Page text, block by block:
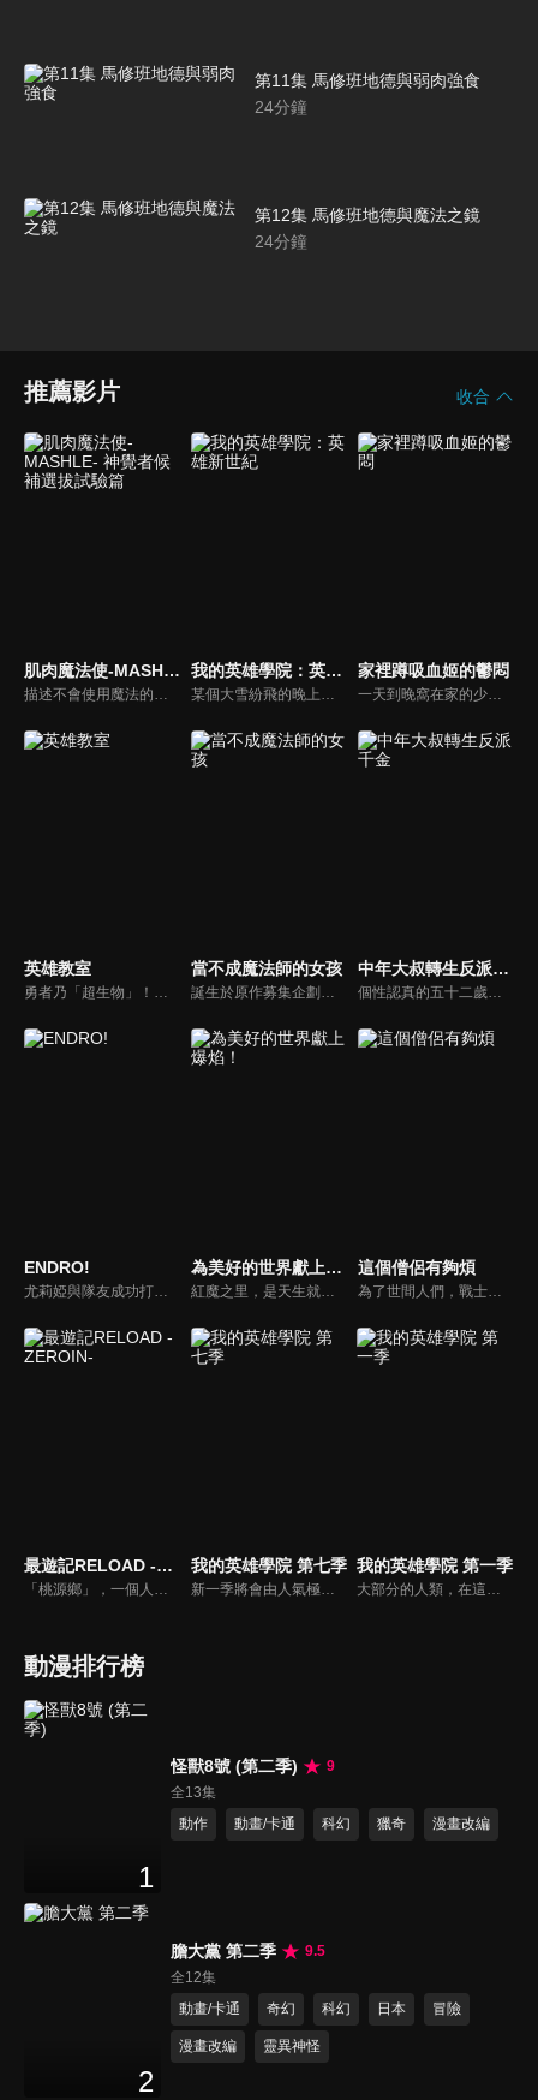
第11集 馬修班地德與弱肉強食
24分鐘
第12集 馬修班地德與魔法之鏡
24分鐘
推薦影片 收合
肌肉魔法使-MASHLE- 神覺者候補選拔試驗篇
描述不會使用魔法的少年馬修,在幾乎人人都會魔法的世 界裡進入了魔法學校。身處魔力圍繞的環境之中,一心一 意鍛鍊身體,上演「物」與「魔」的對抗。
我的英雄學院：英雄新世紀
某個大雪紛飛的晚上，企圖破壞英雄社會的死柄木弔等人正打算秘密運送某樣「神秘物件」。事前已掌握他們動向的英雄們趕到現場、跟他們展開了一場激戰。混亂之中，死柄木弔等人帶著神秘物件逃走，並留下一句「實驗已經成功了」。
家裡蹲吸血姬的鬱悶
一天到晚窩在家的少女黛拉可瑪莉，一覺醒來，居然被大力提拔成為帝國的將軍！而且可瑪莉率領的，還是一支以下犯上風氣盛行、嗜血又暴力的部隊。可瑪莉出生在吸血鬼名門世家，卻因討厭血而背負「三不」——「運動神經不行」、「身高不夠高」、「不能用魔法」。正當她走投無路時，她（應該要成為）心腹的女僕薇兒在這時建言：「請交給我吧。我一定會讓那些部下會錯意的！」靠著虛張聲勢和好運氣屢戰屢勝的可瑪莉，一部歡樂的幻想故事誕生！
英雄教室
勇者乃「超生物」！？少年布雷德是與魔王打成兩敗俱傷，因而徹底失去勇者之力的前勇者。照理來說，他應該如願以償地變成一名普通的學生了，可是他就讀的學校竟是培育勇者的精英學校。在那裡上學的學生們當然都很優秀，不過曾為「正宗」勇者的布雷德在「心、體、技」各方面都太像英雄了。
當不成魔法師的女孩
誕生於原作募集企劃「Project ANIMA」的原創TV動畫。這是圍繞一心想成為魔法師的天然少女可露米‧未來，以及被譽為「人才輩出的魔法師名門」愛德爾家的千金柚子‧愛德爾兩個女孩子的故事。要成為魔法師必須先入讀雷特蘭魔法學校——明明有著這種嚴格的前提條件，她們卻落榜了！？校園生活就此發生大轉變！古怪的同班同學、可疑的同好會，這所學校到底隱藏了什麽秘密！？這是由兩個與夢想擦肩而過、性格截然相反的女孩們譜寫的青春 × 魔法校園的奇幻故事！
中年大叔轉生反派千金
個性認真的五十二歲公務員．屯田林憲三郎因為交通意外而死去。……原以為如此。但當他醒來時，竟發現自己轉生來到女兒沉迷的女性向遊戲「魔法學園愛&魔獸」的世界！！他轉生成為妨礙遊戲主角安娜．多爾戀情的壞人大小姐格蕾絲．奧弗涅。格蕾絲=憲三郎本來打算像原本的格蕾絲一樣展現出身為壞人大小姐應有的風範。然而，他基於自身的經驗投向安娜的為人父母發言，加上將庶民的言行自動轉換為優雅舉止的【優雅變換】，卻使旁人對他的評價大幅上升！而且他甚至還在不經意的情況下跟遊戲攻略對象的帥哥們瘋狂立flag！？在異世界求生所需的武器是劍！？魔法！？不對，是透過社會經歷培養出的大叔技能！！由中年大叔×異世界轉生×壞人大小姐的組合為您帶來的溫馨喜劇，隆重開幕！
ENDRO! 為美好的世界獻上爆焰！
紅魔之里，是天生就擁有超高的魔力和智慧，有著紅色瞳孔的紅魔族居住的地方。在這裡有一條訓誡：「學會上級魔法才算獨當一面，爆裂魔法是搞笑魔法。」然而，當魔法學校「紅色監獄」的同學們都在期待學習上級魔法時，就只有惠惠一個人堅持學習爆裂魔法，理由只是為了追上小時候看到的那個人以及那個景象…。這是嚮往最強魔法的一位少女的故事。
這個僧侶有夠煩
為了世間人們，戰士埃爾文步上冒險的旅程。在與魔獸戰鬥期間，美少女僧侶卡菈正好經過，埃爾文拜託她幫忙，卡菈竟卻義正言辭的說道：「有求於人的時候，跪下來磕頭不是基本的嗎？」，甚至還對埃爾文下了遠離自己就會死亡的詛咒。最弱的戰士埃爾文，與世上性格最煩的僧侶卡菈，在此相遇了…
最遊記RELOAD -ZEROIN-
「桃源鄉」，一個人與妖怪、科學與妖術共存的安穩大陸。在牛魔王復活實驗發出的負面波動的影響下，妖怪們突然失控，破壞了這塊淨土的平衡。天界的觀世音菩薩遂命令玄奘三藏阻止牛魔王復活實驗，三藏於是帶著孫悟空、沙悟淨、豬八戒朝西域天竺前進。
我的英雄學院 第七季
新一季將會由人氣極高的美國No.1英雄「星條旗Star and Stripe」揭開序章，其超強個性「新秩序」和死柄木弔之間的決鬥。
我的英雄學院 第一季
大部分的人類，在這個時代裡都擁有名為「個性」的力量，但有力量之人卻不一定都屬於正義的一方。只要邪惡出現的地方，必定會有英雄挺身而出拯救眾人。一名天生沒有力量的少年——綠谷出久從小就憧憬一位頂尖英雄，而他的夢想就是成為偉大的英雄，可是，沒有力量的他能實現自己的夢想嗎？
動漫排行榜
1
怪獸8號 (第二季)
9
全13集
動作
動畫/卡通 科幻 獵奇 漫畫改編
2
膽大黨 第二季
9.5
全12集
動畫/卡通
奇幻 科幻 日本 冒險
漫畫改編 靈異神怪